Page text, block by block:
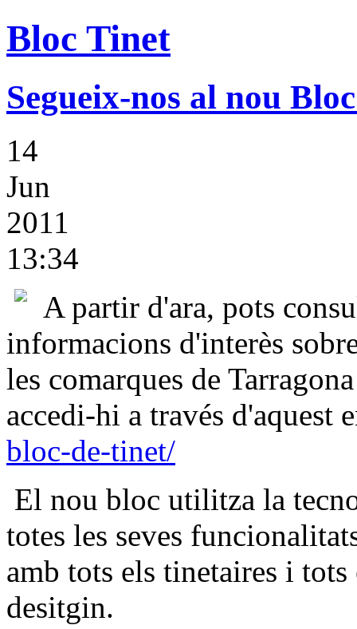
Bloc Tinet
Segueix-nos al nou
14
Jun
2011
13:34
A partir d'ara, pots
informacions d'interès
les comarques de
accedi-hi a través d'aquest
bloc-de-tinet/
El nou bloc utilitza la
totes les seves
amb tots els tinetaires i
desitgin.